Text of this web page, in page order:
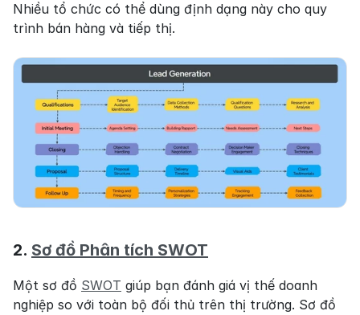
Nhiều tổ chức có thể dùng định dạng này cho quy
trình bán hàng và tiếp thị.
2. Sơ đồ Phân tích SWOT
Một sơ đồ SWOT giúp bạn đánh giá vị thế doanh
nghiệp so với toàn bộ đối thủ trên thị trường. Sơ đồ